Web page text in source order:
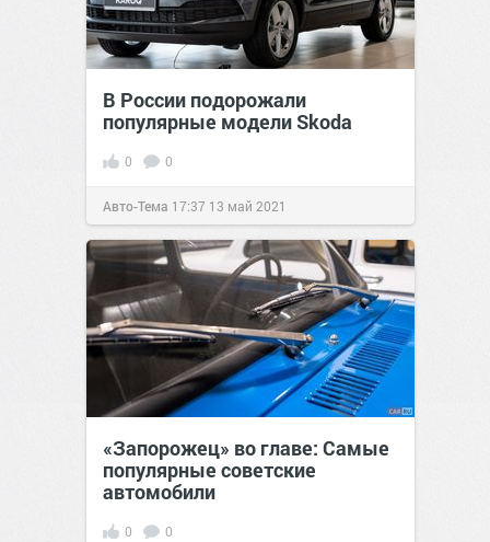
В России подорожали
популярные модели Skoda
0 0
Авто-Тема 17:37 13 май 2021
«Запорожец» во главе: Самые
популярные советские
автомобили
0 0